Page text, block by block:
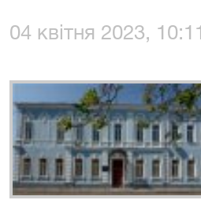
04 квітня 2023, 10:11